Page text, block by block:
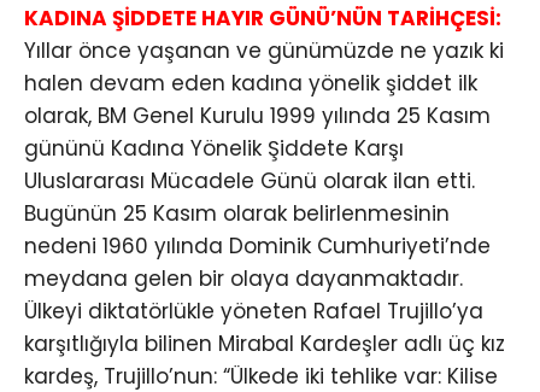
KADINA ŞİDDETE HAYIR GÜNÜ’NÜN TARİHÇESİ:
Yıllar önce yaşanan ve günümüzde ne yazık ki
halen devam eden kadına yönelik şiddet ilk
olarak, BM Genel Kurulu 1999 yılında 25 Kasım
gününü Kadına Yönelik Şiddete Karşı
Uluslararası Mücadele Günü olarak ilan etti.
Bugünün 25 Kasım olarak belirlenmesinin
nedeni 1960 yılında Dominik Cumhuriyeti’nde
meydana gelen bir olaya dayanmaktadır.
Ülkeyi diktatörlükle yöneten Rafael Trujillo’ya
karşıtlığıyla bilinen Mirabal Kardeşler adlı üç kız
kardeş, Trujillo’nun: “Ülkede iki tehlike var: Kilise